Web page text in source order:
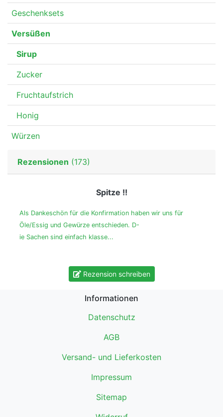
Geschenksets
Versüßen
Sirup
Zucker
Fruchtaufstrich
Honig
Würzen
Rezensionen (173)
Spitze !!
Als Dankeschön für die Konfirmation haben wir uns für
Öle/Essig und Gewürze entschieden. D-
ie Sachen sind einfach klasse...
Rezension schreiben
Informationen
Datenschutz
AGB
Versand- und Lieferkosten
Impressum
Sitemap